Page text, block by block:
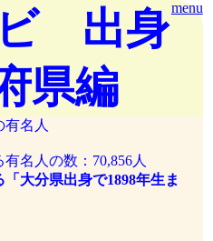
menu
出身
県編
有名人
名人の数：70,856人
大分県出身で1898年生ま